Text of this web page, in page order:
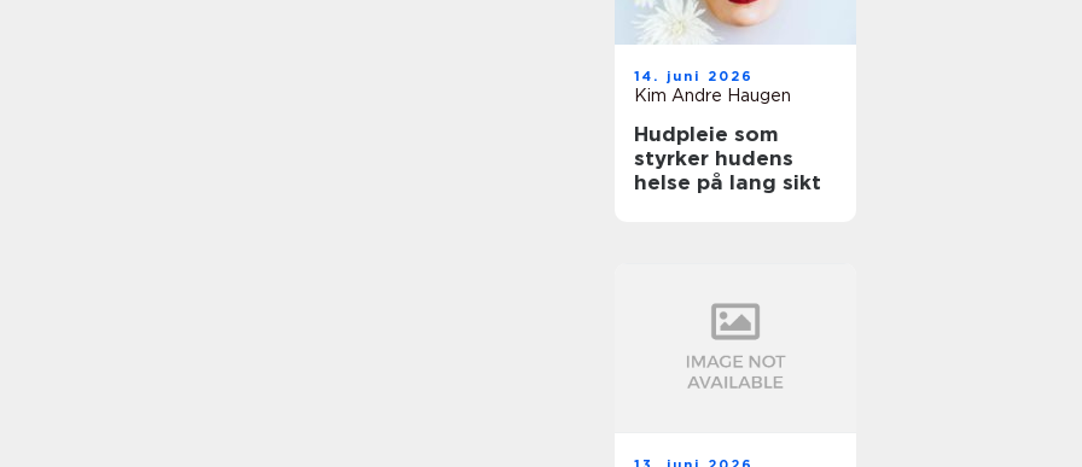
14. juni 2026
Kim Andre Haugen
Hudpleie som
styrker hudens
helse på lang sikt